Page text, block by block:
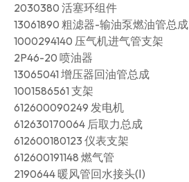
2030380 活塞环组件
13061890 粗滤器-输油泵燃油管总成
1000294140 压气机进气管支架
2P46-20 喷油器
13065041 增压器回油管总成
1001586561 支架
612600090249 发电机
612630170064 后取力总成
612600180123 仪表支架
612600191148 燃气管
2190644 暖风管回水接头(Ⅰ)